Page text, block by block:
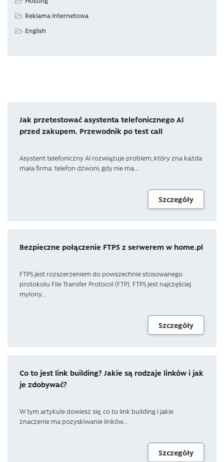
Reklama internetowa
English
Jak przetestować asystenta telefonicznego AI
przed zakupem. Przewodnik po test call
Asystent telefoniczny AI rozwiązuje problem, który zna każda
mała firma: telefon dzwoni, gdy nie ma...
Szczegóły
Bezpieczne połączenie FTPS z serwerem w home.pl
FTPS jest rozszerzeniem do powszechnie stosowanego
protokołu File Transfer Protocol (FTP). FTPS jest najczęściej
mylony...
Szczegóły
Co to jest link building? Jakie są rodzaje linków i jak
je zdobywać?
W tym artykule dowiesz się, co to link building i jakie
znaczenie ma pozyskiwanie linków...
Szczegóły